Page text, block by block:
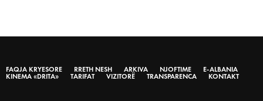
FAQJA KRYESORE RRETH NESH ARKIVA NJOFTIME
E-ALBANIA
KINEMA «DRITA»
TARIFAT VIZITORË TRANSPARENCA KONTAKT